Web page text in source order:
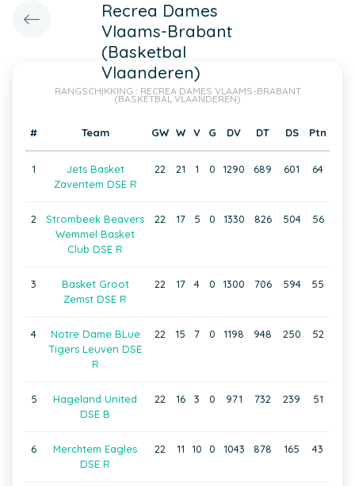
Recrea Dames
Vlaams-Brabant
(Basketbal
Vlaanderen)
RANGSCHIKKING : RECREA DAMES VLAAMS-BRABANT
(BASKETBAL VLAANDEREN)
# Team GW W V G DV DT DS Ptn
1
Jets Basket
Zaventem DSE R
22 21 1 0 1290 689 601 64
2
Strombeek Beavers
Wemmel Basket
Club DSE R
22 17 5 0 1330 826 504 56
3
Basket Groot
Zemst DSE R
22 17 4 0 1300 706 594 55
4
Notre Dame BLue
Tigers Leuven DSE
R
22 15 7 0 1198 948 250 52
5
Hageland United
DSE B
22 16 3 0 971 732 239 51
6
Merchtem Eagles
DSE R
22 11 10 0 1043 878 165 43